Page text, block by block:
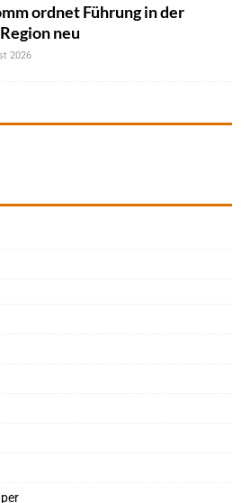
ordnet Führung in der
neu
2026